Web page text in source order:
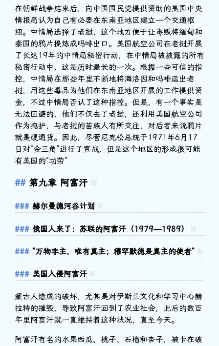
在朝鲜战争结束后，向中国国民党提供资助的美国中央
情报局认为自己有必要在东南亚地区建立一个交通枢
纽。中情局选择了老挝，这个地方便于让毒贩将缅甸和
泰国的鸦片提炼成吗啡出口。美国航空公司在老挝开展
了长达19年的中情局秘密行动，在中情局被披露的所有
秘密行动中，这是历时最长的一次。根据一些可信的指
控，中情局在那些年里不断地将海洛因和吗啡运出老
挝，用这些毒品为他们在东南亚地区开展的工作提供资
金，不过中情局否认了这种指控。但是，有一个事实是
无法回避的，他们不仅去了老挝，还利用美国航空公司
作为掩护，与老挝的苗族人有所交往，对后者来说鸦片
就是硬通货。因此，尽管尼克松总统于1971年6月17
日对“金三角”进行了宣战，但是这个地区的形成很可能
有美国的“功劳”
第九章 阿富汗
赫尔曼德河谷计划
俄国人来了：苏联的阿富汗（1979—1989）
“万物非主，唯有真主；穆罕默德是真主的使者”
美国入侵阿富汗
蒙古人造成的破坏，尤其是对伊斯兰文化和学习中心赫
拉特的摧毁，导致阿富汗回到了农业社会，此后的数百
年里阿富汗就一直维持着这种状况，直至今天。
阿富汗有名的水果西瓜、桃子、石榴和杏子，被卡在破